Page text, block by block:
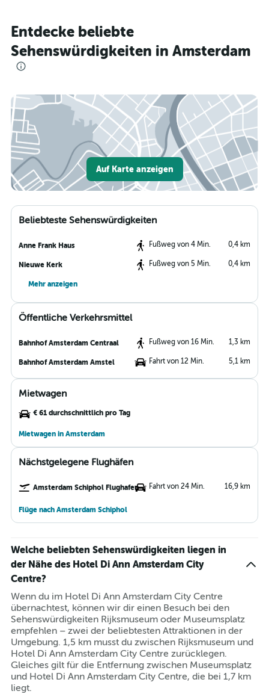
Entdecke beliebte
Sehenswürdigkeiten in Amsterdam
Auf Karte anzeigen
Beliebteste Sehenswürdigkeiten
Anne Frank Haus Fußweg von 4 Min. 0,4 km
Nieuwe Kerk Fußweg von 5 Min. 0,4 km
Mehr anzeigen
Öffentliche Verkehrsmittel
Bahnhof Amsterdam Centraal Fußweg von 16 Min. 1,3 km
Bahnhof Amsterdam Amstel Fahrt von 12 Min. 5,1 km
Mietwagen
€ 61 durchschnittlich pro Tag
Mietwagen in Amsterdam
Nächstgelegene Flughäfen
Amsterdam Schiphol Flughafen Fahrt von 24 Min. 16,9 km
Flüge nach Amsterdam Schiphol
Welche beliebten Sehenswürdigkeiten liegen in
der Nähe des Hotel Di Ann Amsterdam City
Centre?
Wenn du im Hotel Di Ann Amsterdam City Centre
übernachtest, können wir dir einen Besuch bei den
Sehenswürdigkeiten Rijksmuseum oder Museumsplatz
empfehlen – zwei der beliebtesten Attraktionen in der
Umgebung. 1,5 km musst du zwischen Rijksmuseum und
Hotel Di Ann Amsterdam City Centre zurücklegen.
Gleiches gilt für die Entfernung zwischen Museumsplatz
und Hotel Di Ann Amsterdam City Centre, die bei 1,7 km
liegt.